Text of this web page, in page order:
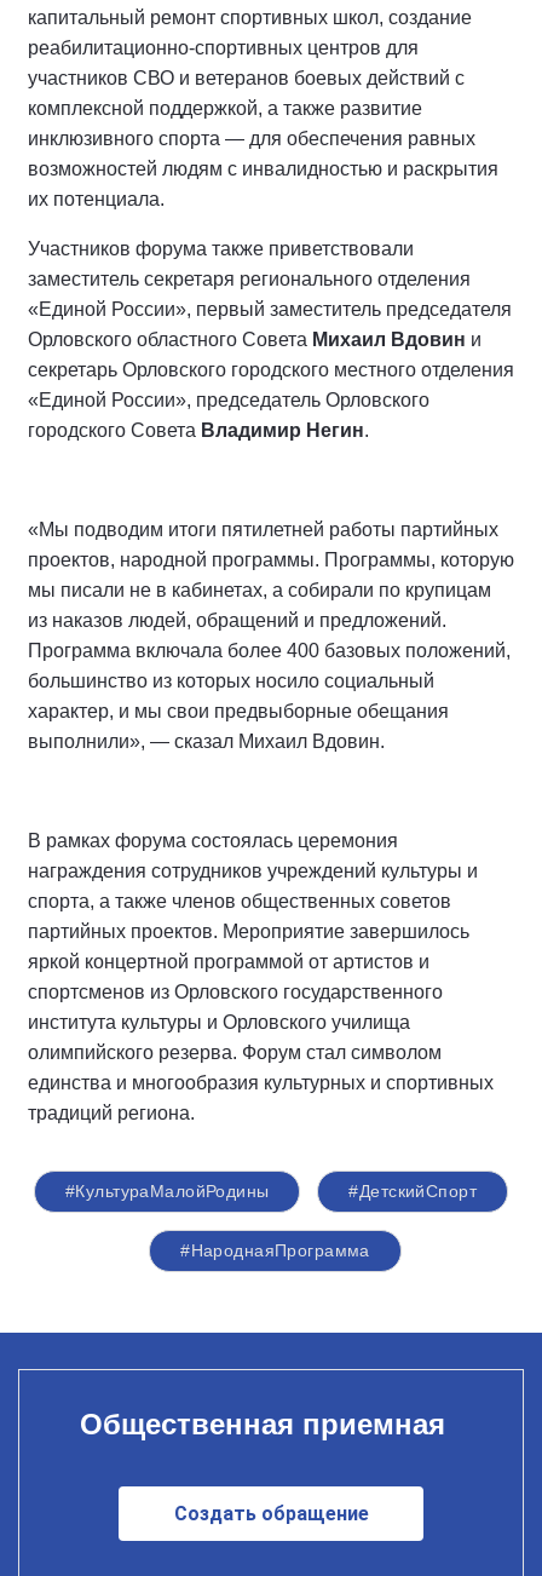
капитальный ремонт спортивных школ, создание
реабилитационно‑спортивных центров для
участников СВО и ветеранов боевых действий с
комплексной поддержкой, а также развитие
инклюзивного спорта — для обеспечения равных
возможностей людям с инвалидностью и раскрытия
их потенциала.
Участников форума также приветствовали
заместитель секретаря регионального отделения
«Единой России», первый заместитель председателя
Орловского областного Совета Михаил Вдовин и
секретарь Орловского городского местного отделения
«Единой России», председатель Орловского
городского Совета Владимир Негин.
«Мы подводим итоги пятилетней работы партийных
проектов, народной программы. Программы, которую
мы писали не в кабинетах, а собирали по крупицам
из наказов людей, обращений и предложений.
Программа включала более 400 базовых положений,
большинство из которых носило социальный
характер, и мы свои предвыборные обещания
выполнили», — сказал Михаил Вдовин.
В рамках форума состоялась церемония
награждения сотрудников учреждений культуры и
спорта, а также членов общественных советов
партийных проектов. Мероприятие завершилось
яркой концертной программой от артистов и
спортсменов из Орловского государственного
института культуры и Орловского училища
олимпийского резерва. Форум стал символом
единства и многообразия культурных и спортивных
традиций региона.
#КультураМалойРодины #ДетскийСпорт
#НароднаяПрограмма
Общественная приемная
Создать обращение